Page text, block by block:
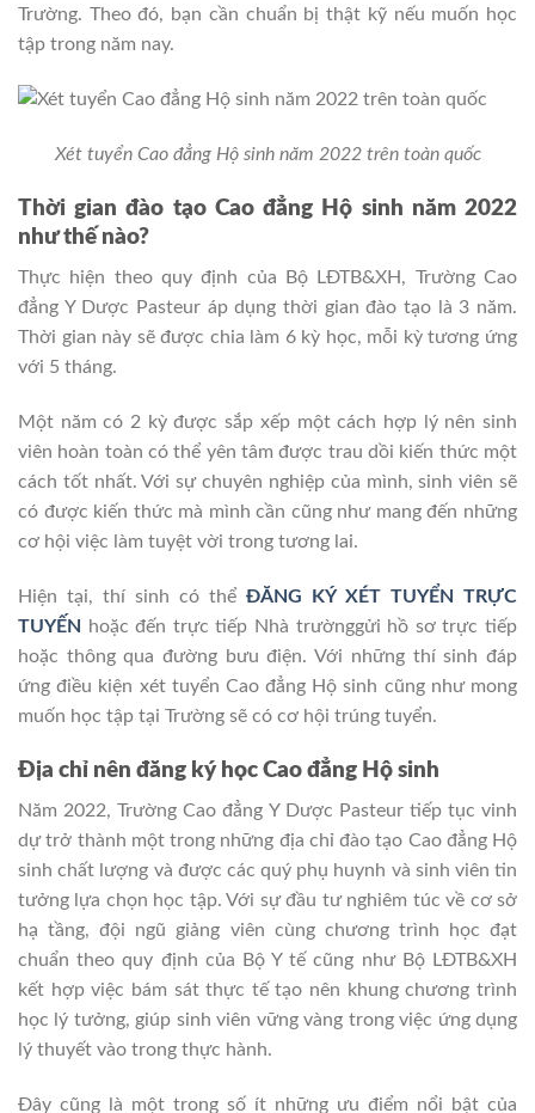
Trường. Theo đó, bạn cần chuẩn bị thật kỹ nếu muốn học
tập trong năm nay.
Xét tuyển Cao đẳng Hộ sinh năm 2022 trên toàn quốc
Thời gian đào tạo Cao đẳng Hộ sinh năm 2022
như thế nào?
Thực hiện theo quy định của Bộ LĐTB&XH, Trường Cao
đẳng Y Dược Pasteur áp dụng thời gian đào tạo là 3 năm.
Thời gian này sẽ được chia làm 6 kỳ học, mỗi kỳ tương ứng
với 5 tháng.
Một năm có 2 kỳ được sắp xếp một cách hợp lý nên sinh
viên hoàn toàn có thể yên tâm được trau dồi kiến thức một
cách tốt nhất. Với sự chuyên nghiệp của mình, sinh viên sẽ
có được kiến thức mà mình cần cũng như mang đến những
cơ hội việc làm tuyệt vời trong tương lai.
Hiện tại, thí sinh có thể ĐĂNG KÝ XÉT TUYỂN TRỰC
TUYẾN
hoặc đến trực tiếp Nhà trườnggửi hồ sơ trực tiếp
hoặc thông qua đường bưu điện. Với những thí sinh đáp
ứng điều kiện xét tuyển Cao đẳng Hộ sinh cũng như mong
muốn học tập tại Trường sẽ có cơ hội trúng tuyển.
Địa chỉ nên đăng ký học Cao đẳng Hộ sinh
Năm 2022, Trường Cao đẳng Y Dược Pasteur tiếp tục vinh
dự trở thành một trong những địa chỉ đào tạo Cao đẳng Hộ
sinh chất lượng và được các quý phụ huynh và sinh viên tin
tưởng lựa chọn học tập. Với sự đầu tư nghiêm túc về cơ sở
hạ tầng, đội ngũ giảng viên cùng chương trình học đạt
chuẩn theo quy định của Bộ Y tế cũng như Bộ LĐTB&XH
kết hợp việc bám sát thực tế tạo nên khung chương trình
học lý tưởng, giúp sinh viên vững vàng trong việc ứng dụng
lý thuyết vào trong thực hành.
Đây cũng là một trong số ít những ưu điểm nổi bật của